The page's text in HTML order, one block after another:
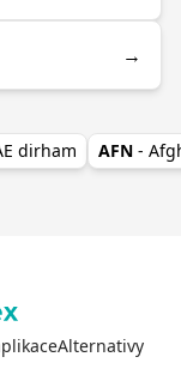
→
dirham AFN -
Alternativy